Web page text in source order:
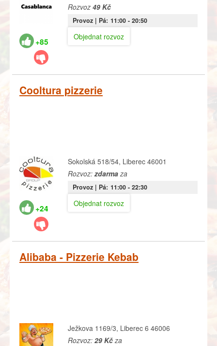
+85
Rozvoz 49 Kč
Provoz | Pá: 11:00- 20:50
Objednat rozvoz
Cooltura pizzerie
+24
Sokolská 518/54, Liberec 46001
Rozvoz: zdarmaza
Provoz | Pá: 11:00- 22:30
Objednat rozvoz
Alibaba - Pizzerie Kebab
Ježkova 1169/3, Liberec 6 46006
Rozvoz: 29 Kčza